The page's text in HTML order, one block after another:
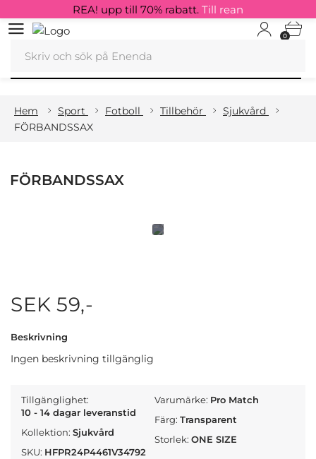
0
REA! upp till 70% rabatt. Till rean
Hem Sport Fotboll Tillbehör
Sjukvård
FÖRBANDSSAX
FÖRBANDSSAX
SEK 59,-
Beskrivning
Ingen beskrivning tillgänglig
Tillgänglighet:
10 - 14 dagar leveranstid
Kollektion: Sjukvård
SKU: HFPR24P4461V34792
Varumärke: Pro Match
Färg:Transparent
Storlek:ONE SIZE